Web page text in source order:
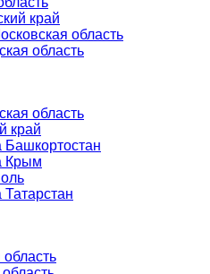
край
область
область
область
край
Башкортостан
Крым
Татарстан
область